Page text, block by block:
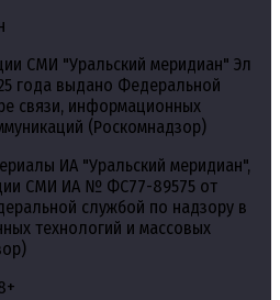
СМИ "Уральский меридиан" Эл
года выдано Федеральной
связи, информационных
(Роскомнадзор)
ИА "Уральский меридиан",
СМИ ИА № ФС77-89575 от
службой по надзору в
технологий и массовых